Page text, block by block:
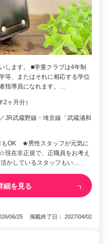
します。 ■学童クラブは4年制
等、またはそれに相応する学位
指導員になれます。…
ヶ月分）
JR武蔵野線・埼京線「武蔵浦和
もOK ★男性スタッフが元気に
在非正規で、正職員をお考え
かしているスタッフもい…
細を見る
06/25 掲載終了日： 2027/04/02